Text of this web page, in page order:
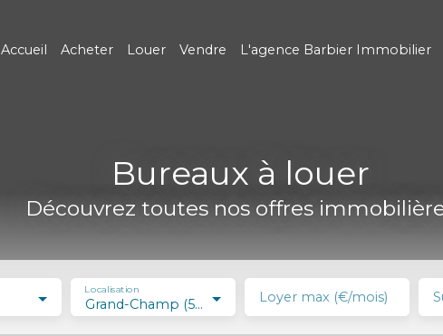
Accueil Acheter Louer Vendre L'agence Barbier Immobilier
Bureaux à louer
Découvrez toutes nos offres
Grand-Champ (56390)
Localisation Loyer max (€/mois)